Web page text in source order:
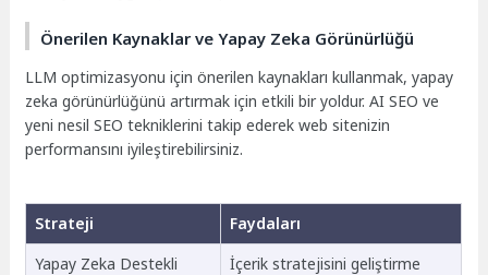
Önerilen Kaynaklar ve Yapay Zeka Görünürlüğü
LLM optimizasyonu için önerilen kaynakları kullanmak, yapay
zeka görünürlüğünü artırmak için etkili bir yoldur. AI SEO ve
yeni nesil SEO tekniklerini takip ederek web sitenizin
performansını iyileştirebilirsiniz.
Strateji
Faydaları
Yapay Zeka Destekli
İçerik stratejisini geliştirme